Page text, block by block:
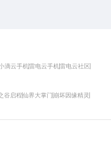
滴云手机雷电云手机雷电云社区
谷启程仙界大掌门 崩坏因缘精灵